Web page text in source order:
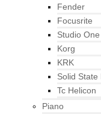
Fender
Focusrite
Studio One
Korg
KRK
Solid State
Tc Helicon
Piano